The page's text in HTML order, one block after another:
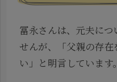
冨永さんは、元夫に
せんが、「父親の存
い」と明言しています。